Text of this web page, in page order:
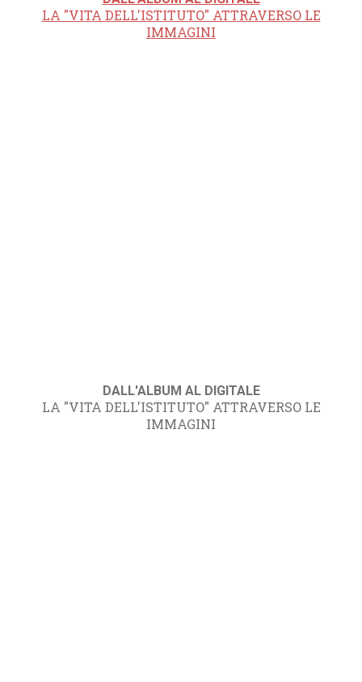
LA "VITA DELL'ISTITUTO" ATTRAVERSO LE
IMMAGINI
DALL'ALBUM AL DIGITALE
LA "VITA DELL'ISTITUTO" ATTRAVERSO LE
IMMAGINI